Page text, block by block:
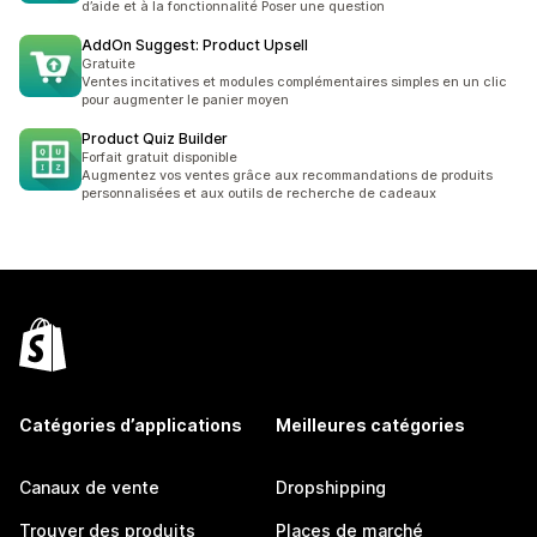
d’aide et à la fonctionnalité Poser une question
AddOn Suggest: Product Upsell
Gratuite
Ventes incitatives et modules complémentaires simples en un clic
pour augmenter le panier moyen
Product Quiz Builder
Forfait gratuit disponible
Augmentez vos ventes grâce aux recommandations de produits
personnalisées et aux outils de recherche de cadeaux
Catégories d’applications
Canaux de vente
Trouver des produits
Meilleures catégories
Dropshipping
Places de marché